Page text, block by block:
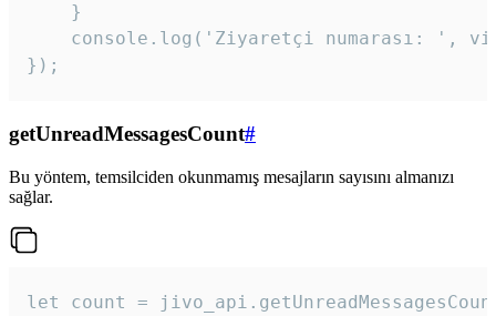
    }
console.log('Ziyaretçi numarası: ',
});
getUnreadMessagesCount#
Bu yöntem, temsilciden okunmamış mesajların sayısını almanızı
sağlar.
let count =